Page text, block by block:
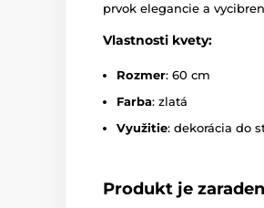
prvok elegancie a
Vlastnosti kvety:
Rozmer: 60 cm
Farba: zlatá
Využitie: dekorácia do
Produkt je